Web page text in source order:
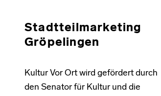
Stadtteilmarketing
Gröpelingen
Kultur Vor Ort wird gefördert durch
den Senator für Kultur und die